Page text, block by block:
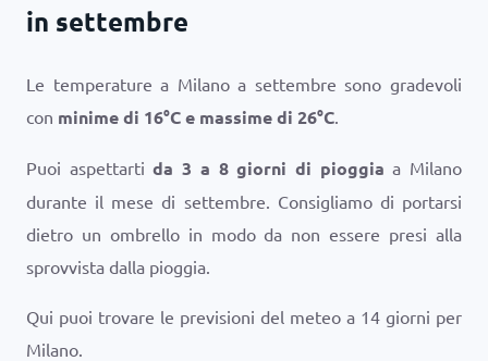
in settembre
Le temperature a Milano a settembre sono gradevoli
con minime di 16°Ce massime di 26°C.
Puoi aspettartida 3 a 8 giorni di pioggia a Milano
durante il mese di settembre. Consigliamo di portarsi
dietro un ombrello in modo da non essere presi alla
sprovvista dalla pioggia.
Qui puoi trovare le previsioni del meteo a 14 giorni per
Milano.